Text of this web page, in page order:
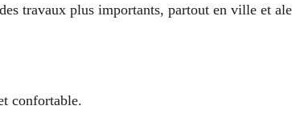
travaux plus importants, partout en ville et
confortable.